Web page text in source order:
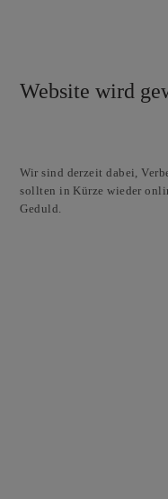
Website wird
Wir sind derzeit dabei,
sollten in Kürze wieder
Geduld.